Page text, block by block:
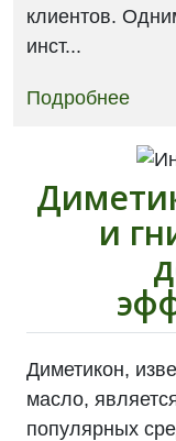
клиентов.
инст...
Подробнее
и
Диметикон,
масло,
популярных